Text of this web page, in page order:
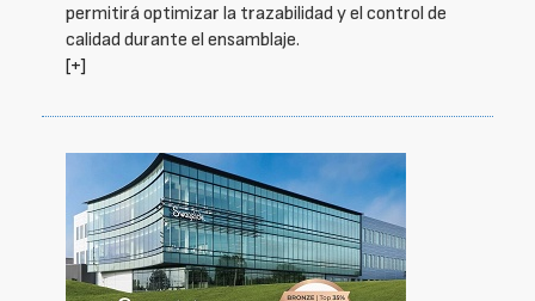
permitirá optimizar la trazabilidad y el control de
calidad durante el ensamblaje.
[+]